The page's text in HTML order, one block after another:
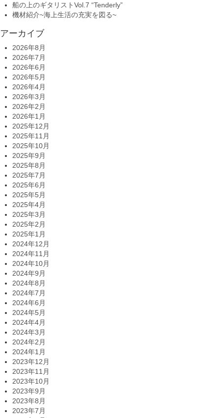
船の上のギタリストVol.7 “Tenderly”
機材紹介~海上生活の充実を図る~
アーカイブ
2026年8月
2026年7月
2026年6月
2026年5月
2026年4月
2026年3月
2026年2月
2026年1月
2025年12月
2025年11月
2025年10月
2025年9月
2025年8月
2025年7月
2025年6月
2025年5月
2025年4月
2025年3月
2025年2月
2025年1月
2024年12月
2024年11月
2024年10月
2024年9月
2024年8月
2024年7月
2024年6月
2024年5月
2024年4月
2024年3月
2024年2月
2024年1月
2023年12月
2023年11月
2023年10月
2023年9月
2023年8月
2023年7月